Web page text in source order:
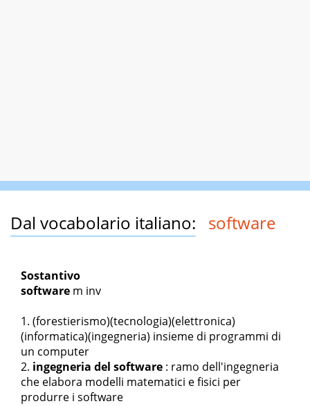
Dal vocabolario italiano: software
Sostantivo
software m inv
(forestierismo)(tecnologia)(elettronica)
(informatica)(ingegneria) insieme di programmi di
un computer
ingegneria del software : ramo dell'ingegneria
che elabora modelli matematici e fisici per
produrre i software